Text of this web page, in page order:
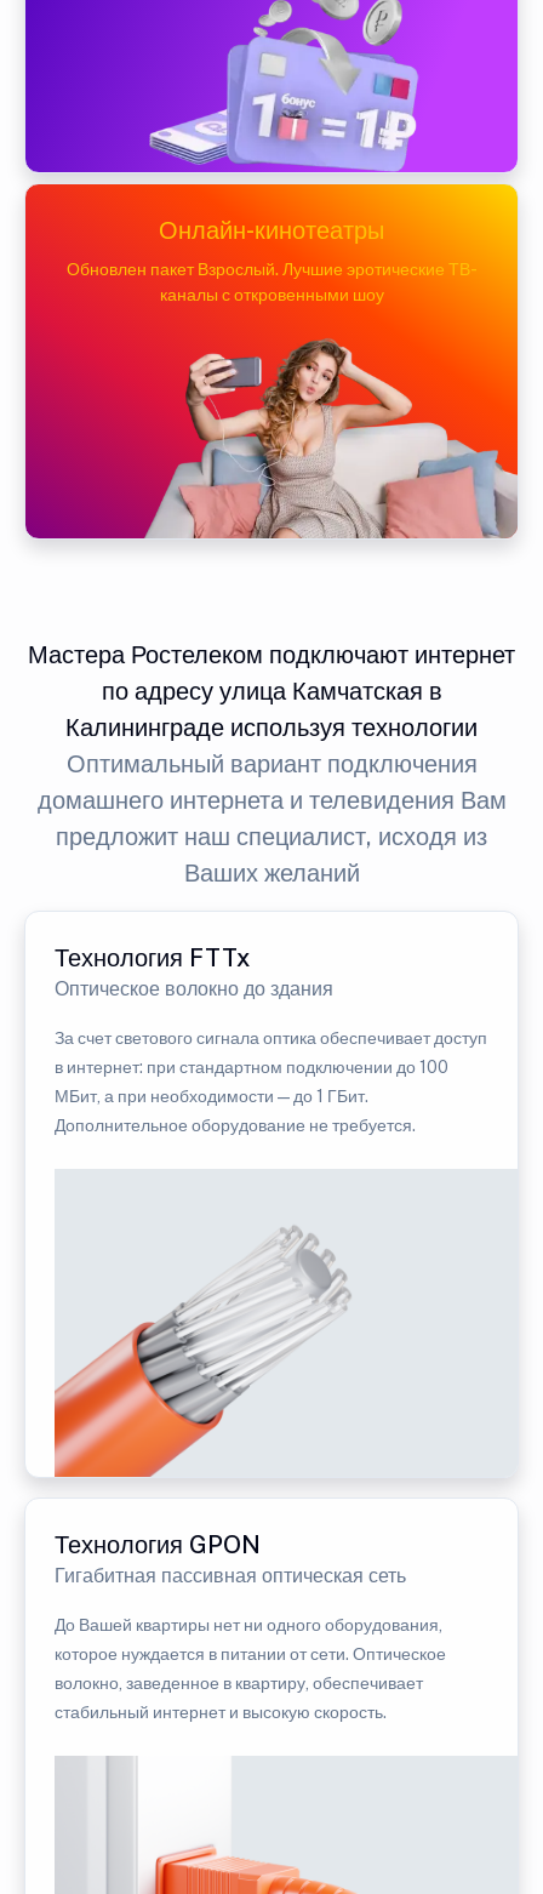
Онлайн-кинотеатры
Обновлен пакет Взрослый. Лучшие эротические ТВ-
каналы с откровенными шоу
Мастера Ростелеком подключают интернет
по адресу улица Камчатская в
Калининграде используя технологии
Оптимальный вариант подключения
домашнего интернета и телевидения Вам
предложит наш специалист, исходя из
Ваших желаний
Технология FTTx
Оптическое волокно до здания
За счет светового сигнала оптика обеспечивает доступ
в интернет: при стандартном подключении до 100
МБит, а при необходимости — до 1 ГБит.
Дополнительное оборудование не требуется.
Технология GPON
Гигабитная пассивная оптическая сеть
До Вашей квартиры нет ни одного оборудования,
которое нуждается в питании от сети. Оптическое
волокно, заведенное в квартиру, обеспечивает
стабильный интернет и высокую скорость.